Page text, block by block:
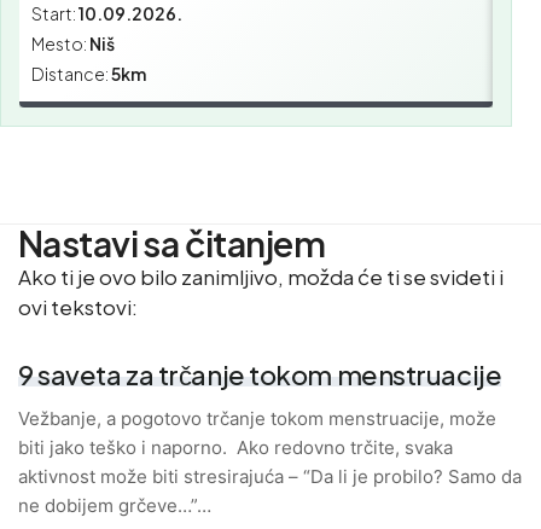
Start:10.09.2026.
Mesto: Niš
Distance:5km
Nastavi sa čitanjem
Ako ti je ovo bilo zanimljivo, možda će ti se svideti i
ovi tekstovi:
9 saveta za trčanje tokom menstruacije
Vežbanje, a pogotovo trčanje tokom menstruacije, može
biti jako teško i naporno. Ako redovno trčite, svaka
aktivnost može biti stresirajuća – “Da li je probilo? Samo da
ne dobijem grčeve…”…